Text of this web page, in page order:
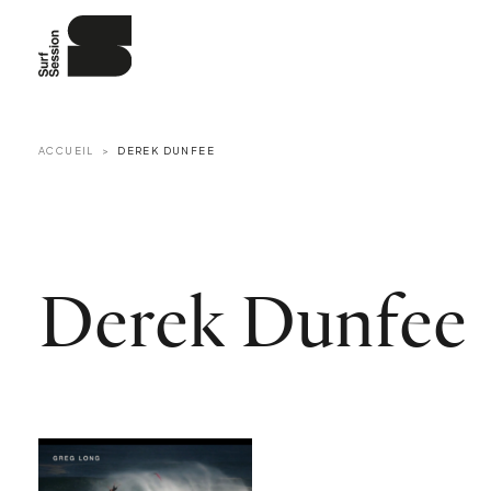
ACCUEIL DEREK DUNFEE
Derek Dunfee